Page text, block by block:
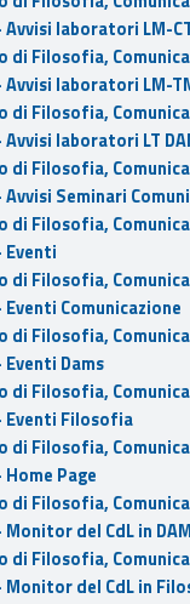
laboratori LM-
di Filosofia,
laboratori LM-
di Filosofia,
laboratori LT
di Filosofia,
Seminari
di Filosofia,
di Filosofia,
Comunicazione
di Filosofia,
Dams
di Filosofia,
Filosofia
di Filosofia,
Page
di Filosofia,
del CdL in
di Filosofia,
del CdL in